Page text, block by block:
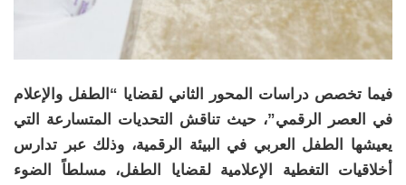
فيما تخصص دراسات المحور الثاني لقضايا “الطفل والإعلام
في العصر الرقمي”، حيث تناقش التحديات المتسارعة التي
يعيشها الطفل العربي في البيئة الرقمية، وذلك عبر تدارس
أخلاقيات التغطية الإعلامية لقضايا الطفل، مسلطاً الضوء